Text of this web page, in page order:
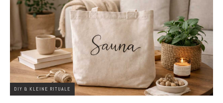
DIY & KLEINE RITUALE